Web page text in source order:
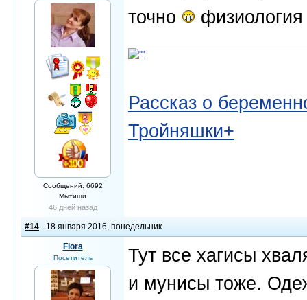
Сообщений: 6692
Мытищи
46 дней назад
точно
Рассказ о
Тройняшки+
#14 - 18 января 2016, понедельник
Flora
Посетитель
Тут все хагисы
и мунисы тоже.